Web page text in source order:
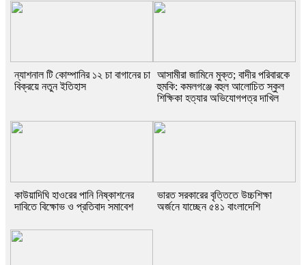
ন্যাশনাল টি কোম্পানির ১২ চা বাগানের চা
বিক্রয়ে নতুন ইতিহাস
আসামীরা জামিনে মুক্ত; বাদীর পরিবারকে
হুমকি: কমলগঞ্জে বহুল আলোচিত স্কুল
শিক্ষিকা হত্যার অভিযোগপত্র দাখিল
কাউয়াদিঘি হাওরের পানি নিষ্কাশনের
দাবিতে বিক্ষোভ ও প্রতিবাদ সমাবেশ
ভারত সরকারের বৃত্তিতে উচ্চশিক্ষা
অর্জনে যাচ্ছেন ৫৪১ বাংলাদেশি